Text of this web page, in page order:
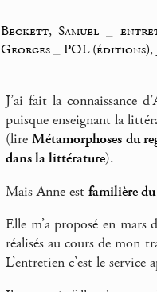
Beckett, Samuel
Georges
POL (éditions),
J’ai fait la connaissance
puisque enseignant la
(lireMétamorphoses du
dans la littérature).
Mais Anne est familière
Elle m’a proposé en
réalisés au cours de mon
L’entretien c’est le service